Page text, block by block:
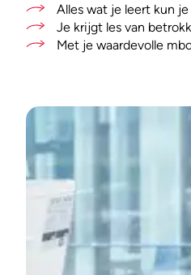
Alles wat je leert kun
Je krijgt les van
Met je waardevolle